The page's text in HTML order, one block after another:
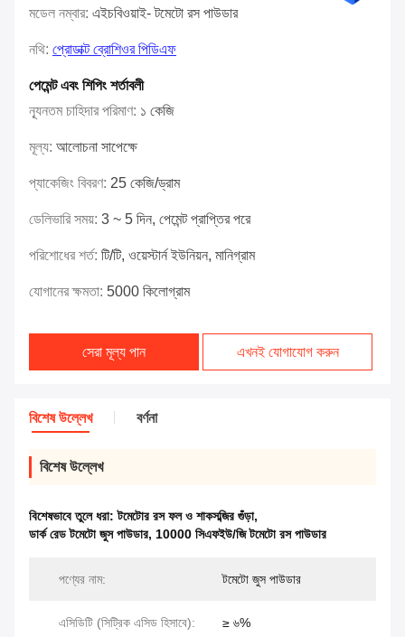
মডেল নম্বার: এইচবিওয়াই- টমেটো রস পাউডার
নথি: প্রোডাক্ট ব্রোশিওর পিডিএফ
পেমেন্ট এবং শিপিং শর্তাবলী
ন্যূনতম চাহিদার পরিমাণ: ১ কেজি
মূল্য: আলোচনা সাপেক্ষে
প্যাকেজিং বিবরণ: 25 কেজি/ড্রাম
ডেলিভারি সময়: 3 ~ 5 দিন, পেমেন্ট প্রাপ্তির পরে
পরিশোধের শর্ত: টি/টি, ওয়েস্টার্ন ইউনিয়ন, মানিগ্রাম
যোগানের ক্ষমতা: 5000 কিলোগ্রাম
সেরা মূল্য পান এখনই যোগাযোগ করুন
বিশেষ উল্লেখ বর্ণনা
বিশেষ উল্লেখ
বিশেষভাবে তুলে ধরা:টমেটোর রস ফল ও শাকসব্জির গুঁড়া,
ডার্ক রেড টমেটো জুস পাউডার, 10000 সিএফইউ/জি টমেটো রস পাউডার
পণ্যের নাম: টমেটো জুস পাউডার
এসিডিটি (সিট্রিক এসিড হিসাবে): ≥ ৬%